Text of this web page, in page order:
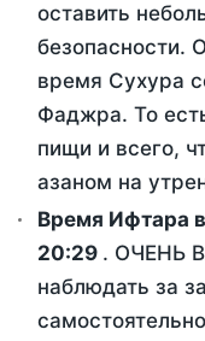
оставить
безопасности.
время Сухура
Фаджра. То
пищи и всего,
азаном на
Время Ифтара
20:29 . ОЧЕНЬ
наблюдать за